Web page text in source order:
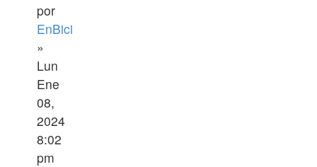
por
EnBici
»
Lun
Ene
08,
2024
8:02
pm